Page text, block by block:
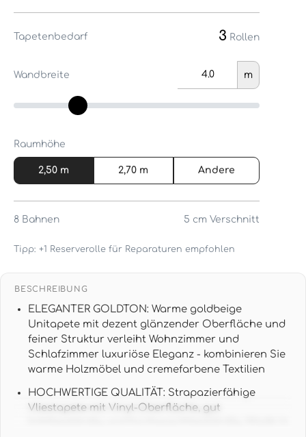
Tapetenbedarf 3 Rollen
Wandbreite m
Raumhöhe
2,50 m 2,70 m Andere
8 Bahnen 5 cm Verschnitt
Tipp: +1 Reserverolle für Reparaturen empfohlen
BESCHREIBUNG
ELEGANTER GOLDTON: Warme goldbeige
Unitapete mit dezent glänzender Oberfläche und
feiner Struktur verleiht Wohnzimmer und
Schlafzimmer luxuriöse Eleganz - kombinieren Sie
warme Holzmöbel und cremefarbene Textilien
HOCHWERTIGE QUALITÄT: Strapazierfähige
Vliestapete mit Vinyl-Oberfläche, gut